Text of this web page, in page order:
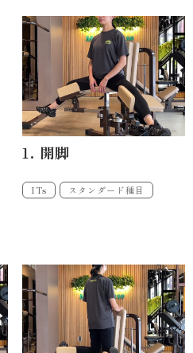
1. 開脚
ITs スタンダード種目